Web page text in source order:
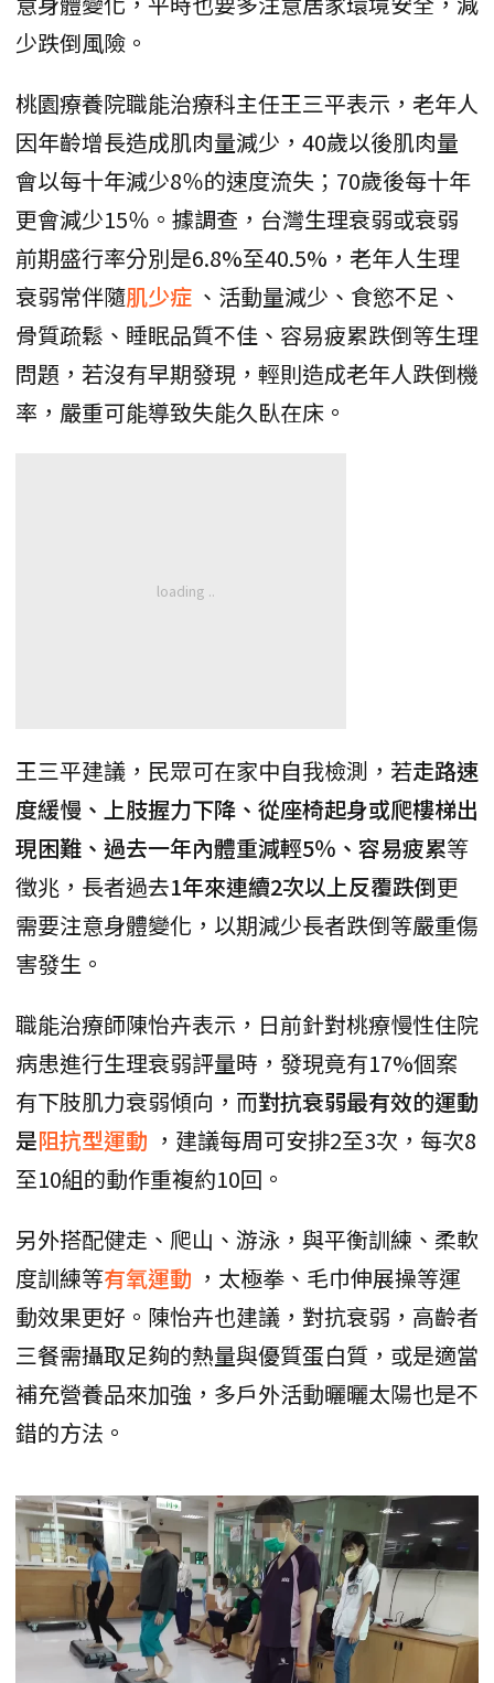
少跌倒風險。
桃園療養院職能治療科主任王三平表示，老年人
因年齡增長造成肌肉量減少，40歲以後肌肉量
會以每十年減少8％的速度流失；70歲後每十年
更會減少15％。據調查，台灣生理衰弱或衰弱
前期盛行率分別是6.8%至40.5%，老年人生理
衰弱常伴隨肌少症 、活動量減少、食慾不足、
骨質疏鬆、睡眠品質不佳、容易疲累跌倒等生理
問題，若沒有早期發現，輕則造成老年人跌倒機
率，嚴重可能導致失能久臥在床。
王三平建議，民眾可在家中自我檢測，若走路速
度緩慢、上肢握力下降、從座椅起身或爬樓梯出
現困難、過去一年內體重減輕5％、容易疲累等
徵兆，長者過去1年來連續2次以上反覆跌倒更
需要注意身體變化，以期減少長者跌倒等嚴重傷
害發生。
職能治療師陳怡卉表示，日前針對桃療慢性住院
病患進行生理衰弱評量時，發現竟有17%個案
有下肢肌力衰弱傾向，而對抗衰弱最有效的運動
是阻抗型運動 ，建議每周可安排2至3次，每次8
至10組的動作重複約10回。
另外搭配健走、爬山、游泳，與平衡訓練、柔軟
度訓練等有氧運動 ，太極拳、毛巾伸展操等運
動效果更好。陳怡卉也建議，對抗衰弱，高齡者
三餐需攝取足夠的熱量與優質蛋白質，或是適當
補充營養品來加強，多戶外活動曬曬太陽也是不
錯的方法。